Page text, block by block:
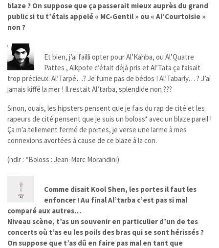
blaze ? On suppose que ça passerait mieux auprès du grand
public si tu t’étais appelé « MC-Gentil » ou « Al’Courtoisie »
non ?
Et bien, j’ai failli opter pour Al’Kahba, ou Al’Quatre
Pattes , Alkpote c’était déjà pris et Al’Tata ça faisait
trop précieux. Al’Tarpé…? Je fume pas de bédos ! Al’Tabarly… ? J’ai
jamais kiffé la mer ! Il restait Al’tarba, splendide non ???
Sinon, ouais, les hipsters pensent que je fais du rap de cité et les
rapeurs de cité pensent que je suis un boloss* avec un blaze pareil !
Ça m’a tellement fermé de portes, je verse une larme à mes
connexions avortées à cause de ce blaze à la con.
(ndlr : *Boloss : Jean-Marc Morandini)
Comme disait Kool Shen, les portes il faut les
enfoncer ! Au final Al’tarba c’est pas si mal
comparé aux autres…
Niveau scène, t’as un souvenir en particulier d’un de tes
concerts où t’as eu les poils des bras qui se sont hérissés ?
On suppose que t’as dû en faire pas mal en tant que